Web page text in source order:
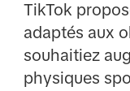
TikTok
adaptés aux
souhaitiez
physiques